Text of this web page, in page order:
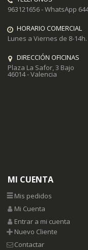
963121656 - WhatsApp
HORARIO COMERCIAL
Lunes a Viernes de 8-14h.
DIRECCIÓN OFICINAS
Plaza La Safor, 3 Bajo
46014 - Valencia
MI CUENTA
Mis pedidos
Mi Cuenta
Entrar a mi cuenta
Nuevo Cliente
Contactar